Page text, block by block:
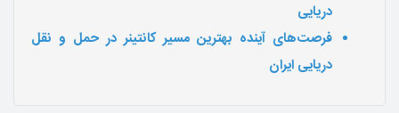
دریایی
فرصت‌های آینده بهترین مسیر کانتینر در حمل و نقل
دریایی ایران